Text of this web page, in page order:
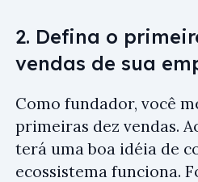
2. Defina o
vendas de sua
Como fundador, você
primeiras dez vendas.
terá uma boa idéia de
ecossistema funciona.